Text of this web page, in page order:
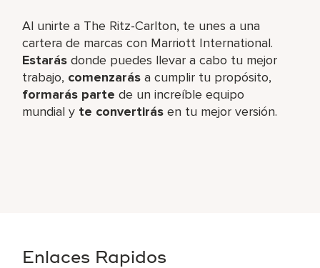
Al unirte a The Ritz-Carlton, te unes a una
cartera de marcas con Marriott International.
Estarás donde puedes llevar a cabo tu mejor
trabajo, comenzarás a cumplir tu propósito,
formarás parte de un increíble equipo
mundial y te convertirás en tu mejor versión.
Enlaces Rapidos